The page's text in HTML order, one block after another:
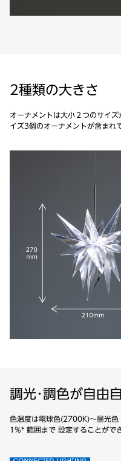
2種類の大きさ
オーナメントは大小２つのサイ
イズ3個のオーナメントが含まれ
調光･調色が自由
色温度は電球色(2700K)～昼光
1%* 範囲まで 設定することがで